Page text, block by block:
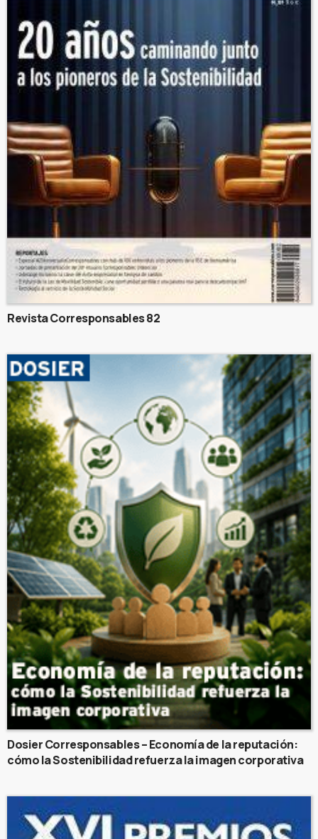
Revista Corresponsables 82
Dosier Corresponsables – Economía de la reputación:
cómo la Sostenibilidad refuerza la imagen corporativa